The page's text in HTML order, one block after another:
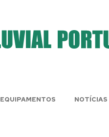
EQUIPAMENTOS NOTÍCIAS